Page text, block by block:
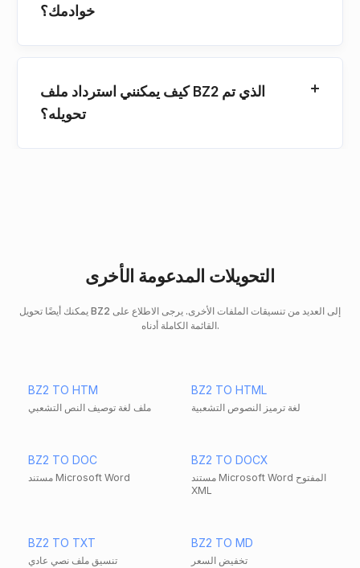
خوادمك؟
كيف يمكنني استرداد ملف BZ2 الذي تم
تحويله؟
التحويلات المدعومة الأخرى
يمكنك أيضًا تحويل BZ2 إلى العديد من تنسيقات الملفات الأخرى. يرجى الاطلاع على
القائمة الكاملة أدناه.
BZ2 TO HTM
ملف لغة توصيف النص التشعبي
BZ2 TO HTML
لغة ترميز النصوص التشعبية
BZ2 TO DOC
مستند Microsoft Word
BZ2 TO DOCX
مستند Microsoft Word المفتوح
XML
BZ2 TO TXT
تنسيق ملف نصي عادي
BZ2 TO MD
تخفيض السعر